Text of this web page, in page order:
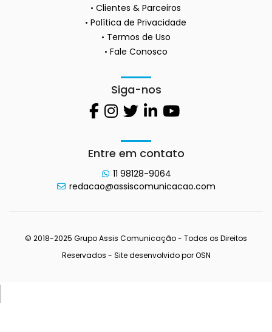
Clientes & Parceiros
Política de Privacidade
Termos de Uso
Fale Conosco
Siga-nos
Entre em contato
11 98128-9064
redacao@assiscomunicacao.com
© 2018-2025 Grupo Assis Comunicação - Todos os Direitos
Reservados - Site desenvolvido porOSN